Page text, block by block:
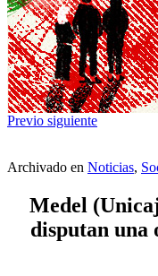
Previo siguiente
Archivado en Noticias,
Medel
disputan una